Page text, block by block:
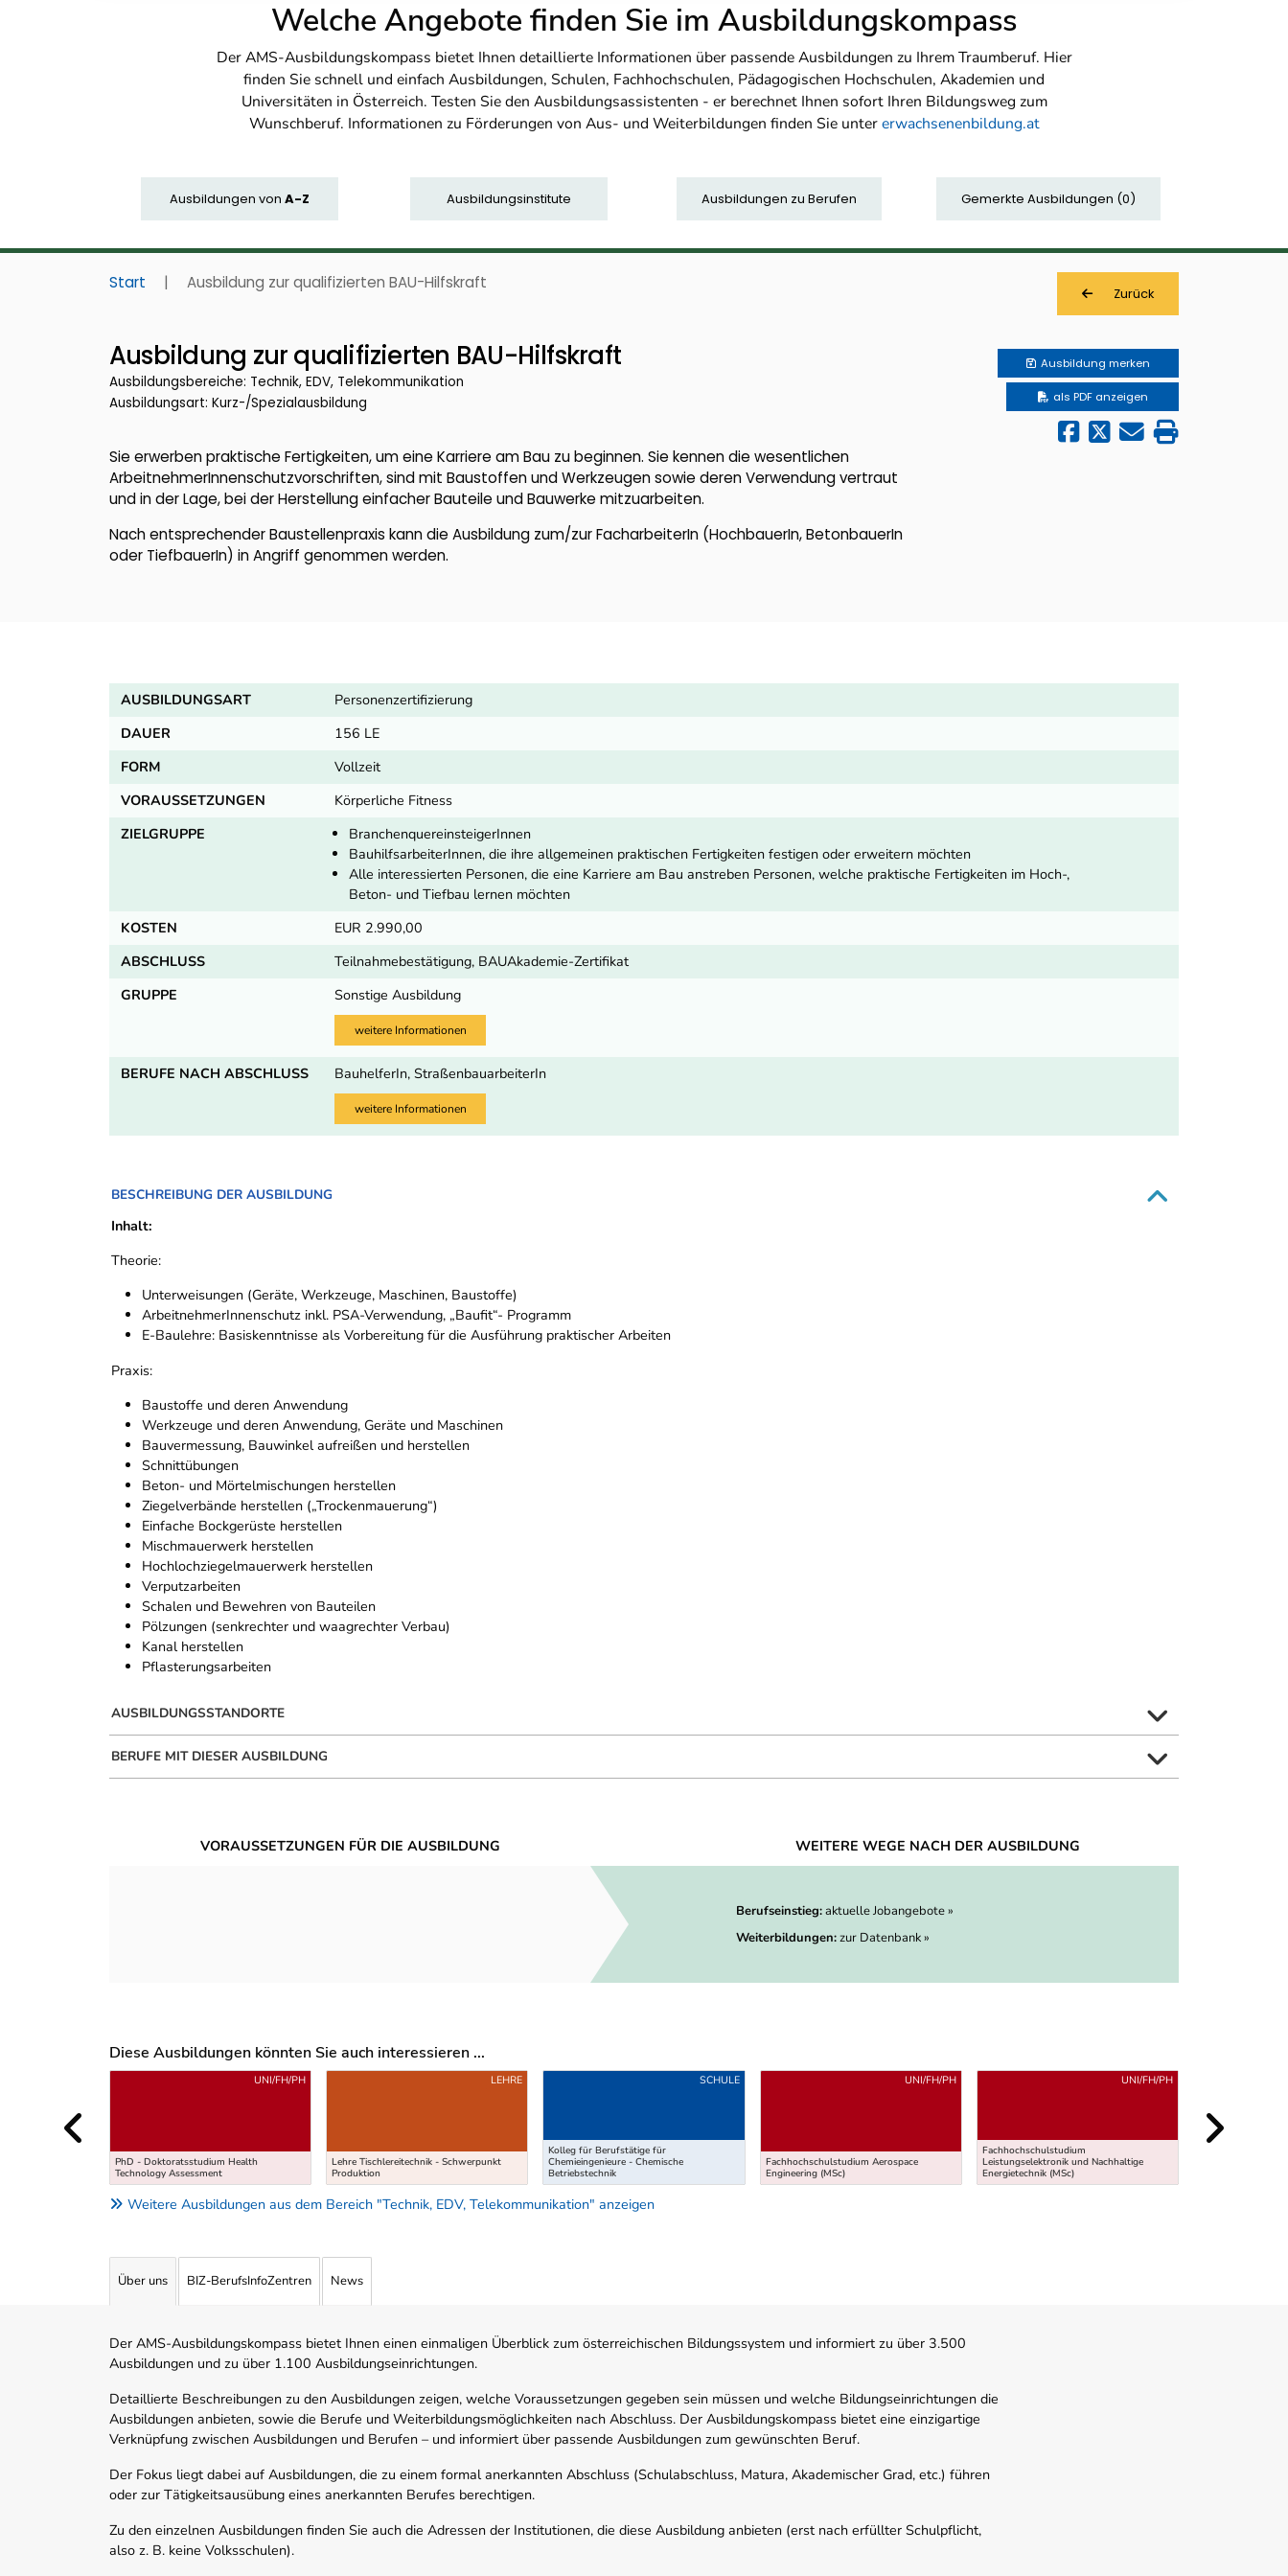
Welche Angebote finden Sie im Ausbildungskompass
Der AMS-Ausbildungskompass bietet Ihnen detaillierte Informationen über passende Ausbildungen zu Ihrem Traumberuf. Hier
finden Sie schnell und einfach Ausbildungen, Schulen, Fachhochschulen, Pädagogischen Hochschulen, Akademien und
Universitäten in Österreich. Testen Sie den Ausbildungsassistenten - er berechnet Ihnen sofort Ihren Bildungsweg zum
Wunschberuf. Informationen zu Förderungen von Aus- und Weiterbildungen finden Sie untererwachsenenbildung.at
Ausbildungen von A-Z Ausbildungsinstitute Ausbildungen zu Berufen Gemerkte Ausbildungen (0)
Start | Ausbildung zur qualifizierten BAU-Hilfskraft
Zurück
Ausbildung zur qualifizierten BAU-Hilfskraft
Ausbildungsbereiche: Technik, EDV, Telekommunikation
Ausbildungsart: Kurz-/Spezialausbildung
Sie erwerben praktische Fertigkeiten, um eine Karriere am Bau zu beginnen. Sie kennen die wesentlichen
ArbeitnehmerInnenschutzvorschriften, sind mit Baustoffen und Werkzeugen sowie deren Verwendung vertraut
und in der Lage, bei der Herstellung einfacher Bauteile und Bauwerke mitzuarbeiten.
Nach entsprechender Baustellenpraxis kann die Ausbildung zum/zur FacharbeiterIn (HochbauerIn, BetonbauerIn
oder TiefbauerIn) in Angriff genommen werden.
Ausbildung merken
als PDF anzeigen
AUSBILDUNGSART
Personenzertifizierung
DAUER
156 LE
FORM
Vollzeit
VORAUSSETZUNGEN
Körperliche Fitness
ZIELGRUPPE
BranchenquereinsteigerInnen
BauhilfsarbeiterInnen, die ihre allgemeinen praktischen Fertigkeiten festigen oder erweitern möchten
Alle interessierten Personen, die eine Karriere am Bau anstreben Personen, welche praktische Fertigkeiten im Hoch-,
Beton- und Tiefbau lernen möchten
KOSTEN
EUR 2.990,00
ABSCHLUSS
Teilnahmebestätigung, BAUAkademie-Zertifikat
GRUPPE
Sonstige Ausbildung
weitere Informationen
BERUFE NACH ABSCHLUSS BauhelferIn, StraßenbauarbeiterIn
weitere Informationen
BESCHREIBUNG DER AUSBILDUNG
Inhalt:
Theorie:
Unterweisungen (Geräte, Werkzeuge, Maschinen, Baustoffe)
ArbeitnehmerInnenschutz inkl. PSA-Verwendung, „Baufit“- Programm
E-Baulehre: Basiskenntnisse als Vorbereitung für die Ausführung praktischer Arbeiten
Praxis:
Baustoffe und deren Anwendung
Werkzeuge und deren Anwendung, Geräte und Maschinen
Bauvermessung, Bauwinkel aufreißen und herstellen
Schnittübungen
Beton- und Mörtelmischungen herstellen
Ziegelverbände herstellen („Trockenmauerung“)
Einfache Bockgerüste herstellen
Mischmauerwerk herstellen
Hochlochziegelmauerwerk herstellen
Verputzarbeiten
Schalen und Bewehren von Bauteilen
Pölzungen (senkrechter und waagrechter Verbau)
Kanal herstellen
Pflasterungsarbeiten
AUSBILDUNGSSTANDORTE
BERUFE MIT DIESER AUSBILDUNG
VORAUSSETZUNGEN FÜR DIE AUSBILDUNG WEITERE WEGE NACH DER AUSBILDUNG
Berufseinstieg:aktuelle Jobangebote »
Weiterbildungen:zur Datenbank »
Diese Ausbildungen könnten Sie auch interessieren ...
Uber weitere Ausbildungsvorschläge
PhD - Doktoratsstudium Health
Technology Assessment
UNI/FH/PH
Lehre Tischlereitechnik - Schwerpunkt
Produktion
LEHRE
Kolleg für Berufstätige für
Chemieingenieure - Chemische
Betriebstechnik
SCHULE
Fachhochschulstudium Aerospace
Engineering (MSc)
UNI/FH/PH
Fachhochschulstudium
Leistungselektronik und Nachhaltige
Energietechnik (MSc)
UNI/FH/PH
Weitere Ausbildungen aus dem Bereich "Technik, EDV, Telekommunikation" anzeigen
Über uns BIZ-BerufsInfoZentren News
Der AMS-Ausbildungskompass bietet Ihnen einen einmaligen Überblick zum österreichischen Bildungssystem und informiert zu über 3.500
Ausbildungen und zu über 1.100 Ausbildungseinrichtungen.
Detaillierte Beschreibungen zu den Ausbildungen zeigen, welche Voraussetzungen gegeben sein müssen und welche Bildungseinrichtungen die
Ausbildungen anbieten, sowie die Berufe und Weiterbildungsmöglichkeiten nach Abschluss. Der Ausbildungskompass bietet eine einzigartige
Verknüpfung zwischen Ausbildungen und Berufen – und informiert über passende Ausbildungen zum gewünschten Beruf.
Der Fokus liegt dabei auf Ausbildungen, die zu einem formal anerkannten Abschluss (Schulabschluss, Matura, Akademischer Grad, etc.) führen
oder zur Tätigkeitsausübung eines anerkannten Berufes berechtigen.
Zu den einzelnen Ausbildungen finden Sie auch die Adressen der Institutionen, die diese Ausbildung anbieten (erst nach erfüllter Schulpflicht,
also z. B. keine Volksschulen).